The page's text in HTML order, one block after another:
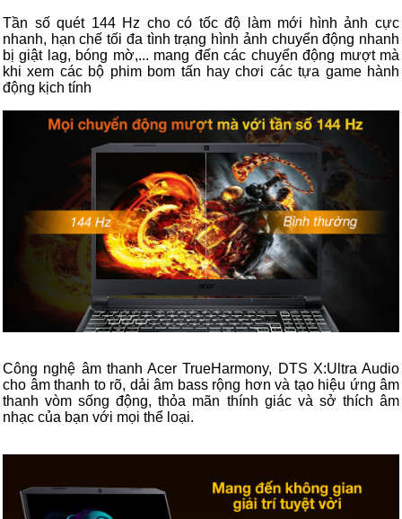
Tần số quét 144 Hz cho có tốc độ làm mới hình ảnh cực
nhanh, hạn chế tối đa tình trạng hình ảnh chuyển động nhanh
bị giật lag, bóng mờ,... mang đến các chuyển động mượt mà
khi xem các bộ phim bom tấn hay chơi các tựa game hành
động kịch tính
Công nghệ âm thanh Acer TrueHarmony, DTS X:Ultra Audio
cho âm thanh to rõ, dải âm bass rộng hơn và tạo hiệu ứng âm
thanh vòm sống động, thỏa mãn thính giác và sở thích âm
nhạc của bạn với mọi thể loại.